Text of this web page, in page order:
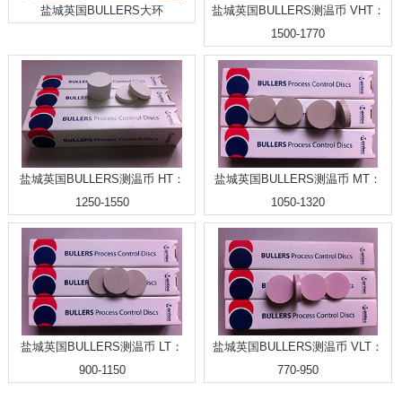
盐城英国BULLERS大环
盐城英国BULLERS测温币 VHT：
1500-1770
盐城英国BULLERS测温币 HT：
1250-1550
盐城英国BULLERS测温币 MT：
1050-1320
盐城英国BULLERS测温币 LT：
900-1150
盐城英国BULLERS测温币 VLT：
770-950